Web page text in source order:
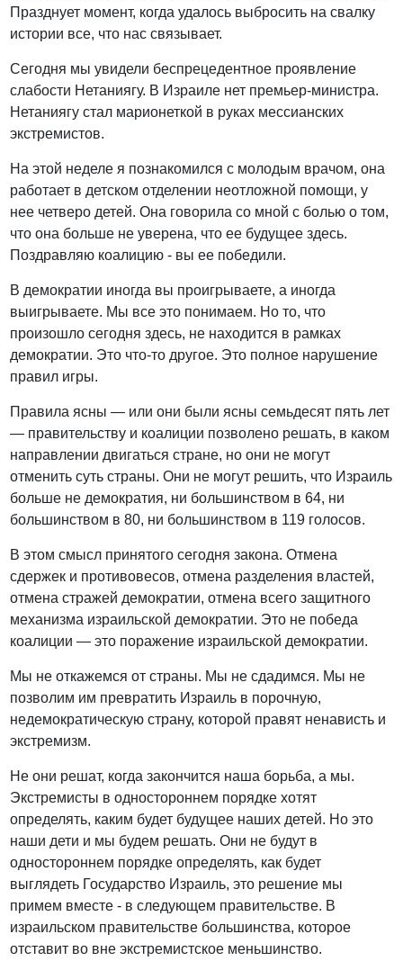
Празднует момент, когда удалось выбросить на свалку
истории все, что нас связывает.
Сегодня мы увидели беспрецедентное проявление
слабости Нетаниягу. В Израиле нет премьер-министра.
Нетаниягу стал марионеткой в руках мессианских
экстремистов.
На этой неделе я познакомился с молодым врачом, она
работает в детском отделении неотложной помощи, у
нее четверо детей. Она говорила со мной с болью о том,
что она больше не уверена, что ее будущее здесь.
Поздравляю коалицию - вы ее победили.
В демократии иногда вы проигрываете, а иногда
выигрываете. Мы все это понимаем. Но то, что
произошло сегодня здесь, не находится в рамках
демократии. Это что-то другое. Это полное нарушение
правил игры.
Правила ясны — или они были ясны семьдесят пять лет
— правительству и коалиции позволено решать, в каком
направлении двигаться стране, но они не могут
отменить суть страны. Они не могут решить, что Израиль
больше не демократия, ни большинством в 64, ни
большинством в 80, ни большинством в 119 голосов.
В этом смысл принятого сегодня закона. Отмена
сдержек и противовесов, отмена разделения властей,
отмена стражей демократии, отмена всего защитного
механизма израильской демократии. Это не победа
коалиции — это поражение израильской демократии.
Мы не откажемся от страны. Мы не сдадимся. Мы не
позволим им превратить Израиль в порочную,
недемократическую страну, которой правят ненависть и
экстремизм.
Не они решат, когда закончится наша борьба, а мы.
Экстремисты в одностороннем порядке хотят
определять, каким будет будущее наших детей. Но это
наши дети и мы будем решать. Они не будут в
одностороннем порядке определять, как будет
выглядеть Государство Израиль, это решение мы
примем вместе - в следующем правительстве. В
израильском правительстве большинства, которое
отставит во вне экстремистское меньшинство.